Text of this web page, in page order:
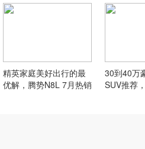
标杆#风云
精英家庭美好出行的最
优解，腾势N8L 7月热销
30到40万
SUV推荐